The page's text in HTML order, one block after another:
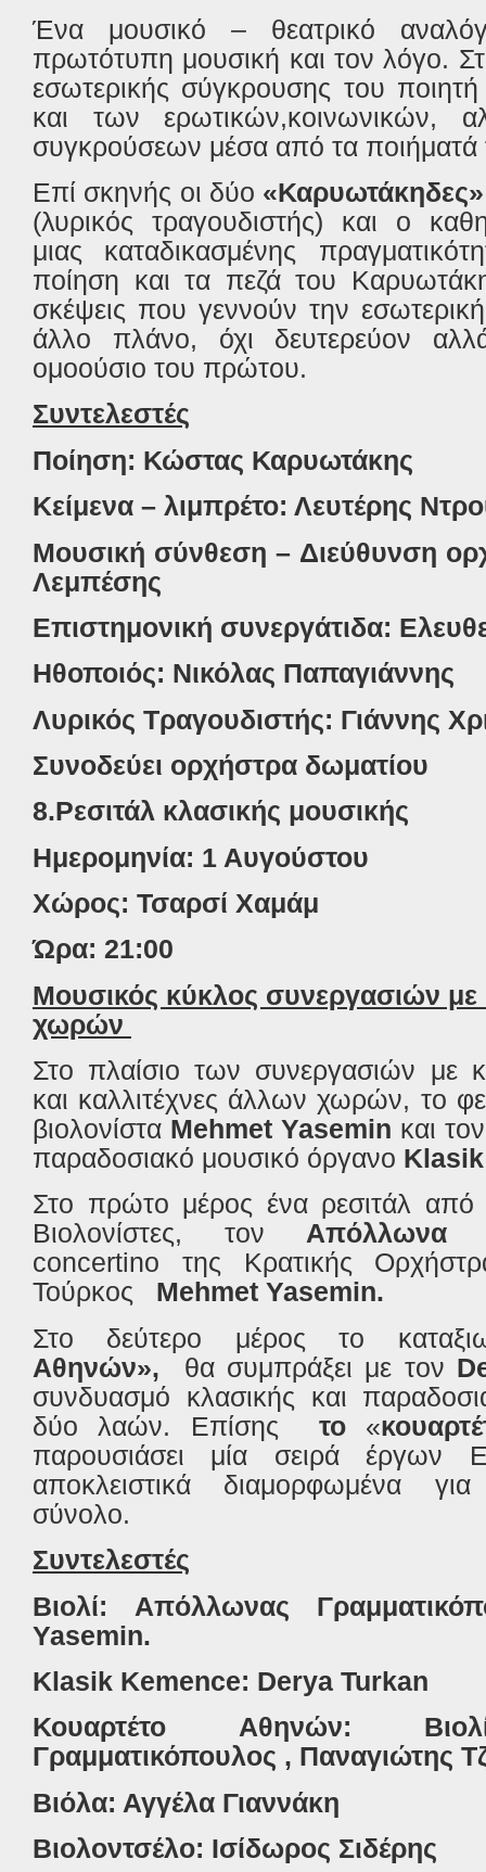
Ένα μουσικό – θεατρικό
πρωτότυπη μουσική και τον λόγο.
εσωτερικής σύγκρουσης του
και των ερωτικών,κοινωνικών,
συγκρούσεων μέσα από τα ποιήματά
Επί σκηνής οι δύο «Καρυωτάκηδες»
(λυρικός τραγουδιστής) και ο
μιας καταδικασμένης
ποίηση και τα πεζά του
σκέψεις που γεννούν την
άλλο πλάνο, όχι δευτερεύον
ομοούσιο του πρώτου.
Συντελεστές
Ποίηση: Κώστας Καρυωτάκης
Κείμενα – λιμπρέτο: Λευτέρης
Μουσική σύνθεση – Διεύθυνση
Λεμπέσης
Επιστημονική συνεργάτιδα:
Ηθοποιός: Νικόλας Παπαγιάννης
Λυρικός Τραγουδιστής: Γιάννης
Συνοδεύει ορχήστρα δωματίου
8.Ρεσιτάλ κλασικής μουσικής
Ημερομηνία: 1 Αυγούστου
Χώρος: Τσαρσί Χαμάμ
Ώρα: 21:00
Μουσικός κύκλος συνεργασιών με
χωρών
Στο πλαίσιο των συνεργασιών με
και καλλιτέχνες άλλων χωρών, το
βιολονίστα Mehmet Yasemin και τον
παραδοσιακό μουσικό όργανο Klasik
Στο πρώτο μέρος ένα ρεσιτάλ από
Βιολονίστες, τον Απόλλωνα
concertino της Κρατικής
Τούρκος
Mehmet Yasemin.
Στο δεύτερο μέρος το
Αθηνών»,
θα συμπράξει με τον
συνδυασμό κλασικής και
δύο λαών. Επίσης
το «
παρουσιάσει μία σειρά έργων
αποκλειστικά διαμορφωμένα
σύνολο.
Συντελεστές
Βιολί: Απόλλωνας
Yasemin.
Klasik Kemence: Derya Turkan
Κουαρτέτο Αθηνών:
Γραμματικόπουλος , Παναγιώτης
Βιόλα: Αγγέλα Γιαννάκη
Βιολοντσέλο: Ισίδωρος Σιδέρης